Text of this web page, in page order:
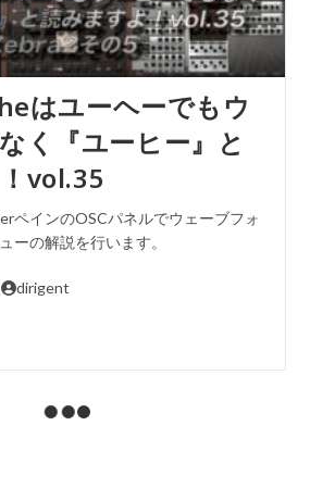
はユーヘーでもウ
く『ユーヒー』と
vol.35
ペインのOSCパネルでウェーブフォ
ーの解説を行います。
dirigent